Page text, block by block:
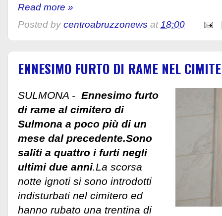
Read more »
Posted by centroabruzzonews at18:00
ENNESIMO FURTO DI RAME NEL
SULMONA - Ennesimo furto
di rame al cimitero di
Sulmona a poco più di un
mese dal precedente.Sono
saliti a quattro i furti negli
ultimi due anni .La scorsa
notte ignoti si sono introdotti
indisturbati nel cimitero ed
hanno rubato una trentina di